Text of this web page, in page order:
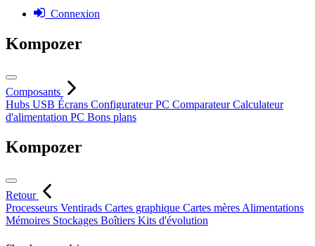
Connexion
Kompozer
Composants
Hubs USB Écrans Configurateur PC ComparateurCalculateur
d'alimentation PC Bons plans
Kompozer
Retour
Processeurs Ventirads Cartes graphique Cartes mères Alimentations
Mémoires Stockages Boîtiers Kits d'évolution